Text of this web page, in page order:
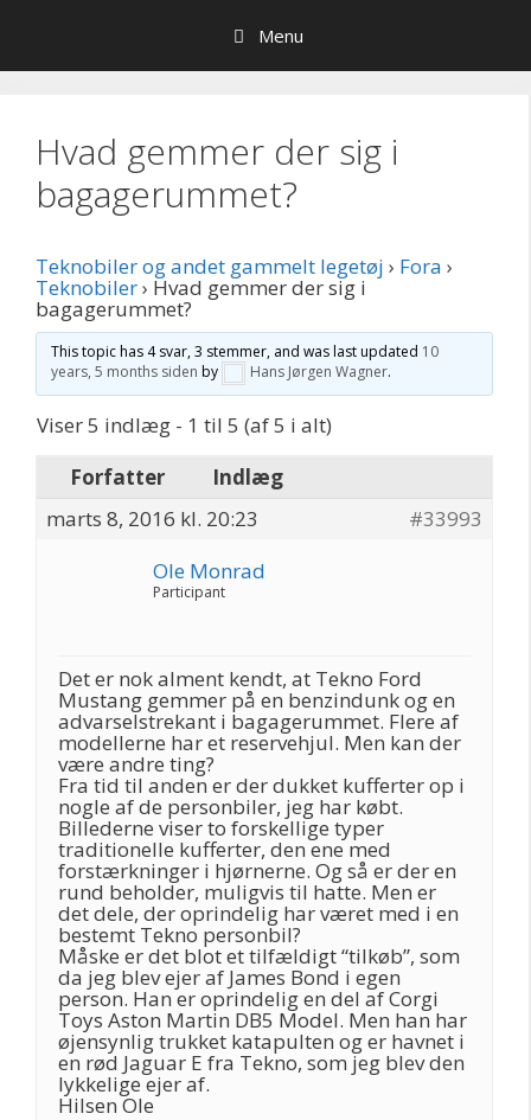
indhold
Menu
Hvad gemmer der sig i
bagagerummet?
Teknobiler og andet gammelt legetøj › Fora ›
Teknobiler› Hvad gemmer der sig i
bagagerummet?
This topic has 4 svar, 3 stemmer, and was last updated 10
years, 5 months siden by Hans Jørgen Wagner.
Viser 5 indlæg - 1 til 5 (af 5 i alt)
Forfatter
Indlæg
marts 8, 2016 kl. 20:23
#33993
Ole Monrad
Participant
Det er nok alment kendt, at Tekno Ford
Mustang gemmer på en benzindunk og en
advarselstrekant i bagagerummet. Flere af
modellerne har et reservehjul. Men kan der
være andre ting?
Fra tid til anden er der dukket kufferter op i
nogle af de personbiler, jeg har købt.
Billederne viser to forskellige typer
traditionelle kufferter, den ene med
forstærkninger i hjørnerne. Og så er der en
rund beholder, muligvis til hatte. Men er
det dele, der oprindelig har været med i en
bestemt Tekno personbil?
Måske er det blot et tilfældigt “tilkøb”, som
da jeg blev ejer af James Bond i egen
person. Han er oprindelig en del af Corgi
Toys Aston Martin DB5 Model. Men han har
øjensynlig trukket katapulten og er havnet i
en rød Jaguar E fra Tekno, som jeg blev den
lykkelige ejer af.
Hilsen Ole